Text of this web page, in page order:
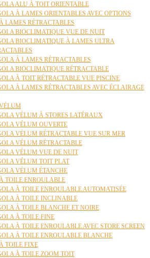
ALU À TOIT ORIENTABLE
À LAMES ORIENTABLES AVEC OPTIONS
LAMES RÉTRACTABLES
BIOCLIMATIQUE VUE DE NUIT
BIOCLIMATIQUE À LAMES ULTRA
À LAMES RÉTRACTABLES
BIOCLIMATIQUE RÉTRACTABLE
À TOIT RÉTRACTABLE VUE PISCINE
À LAMES RÉTRACTABLES AVEC ÉCLAIRAGE
VÉLUM À STORES LATÉRAUX
VÉLUM OUVERTE
VÉLUM RÉTRACTABLE VUE SUR MER
VÉLUM RÉTRACTABLE
VÉLUM VUE DE NUIT
VÉLUM TOIT PLAT
VÉLUM ÉTANCHE
TOILE ENROULABLE
À TOILE ENROULABLE AUTOMATISÉE
À TOILE INCLINABLE
À TOILE BLANCHE ET NOIRE
À TOILE FINE
À TOILE ENROULABLE AVEC STORE SCREEN
À TOILE ENROULABLE BLANCHE
TOILE FIXE
À TOILE ZOOM TOIT